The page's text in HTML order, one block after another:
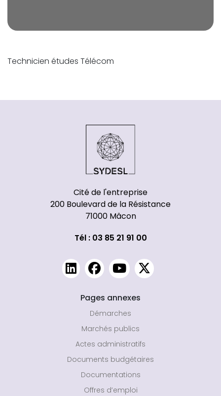
Technicien études Télécom
Cité de l'entreprise
200 Boulevard de la Résistance
71000 Mâcon
Tél : 03 85 21 91 00
Pages annexes
Démarches
Marchés publics
Actes administratifs
Documents budgétaires
Documentations
Offres d’emploi